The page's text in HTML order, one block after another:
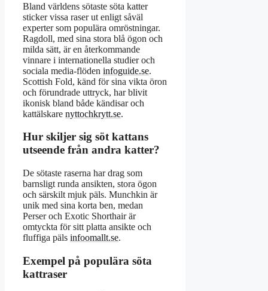
Bland världens sötaste söta katter
sticker vissa raser ut enligt såväl
experter som populära omröstningar.
Ragdoll, med sina stora blå ögon och
milda sätt, är en återkommande
vinnare i internationella studier och
sociala media-flöden infoguide.se.
Scottish Fold, känd för sina vikta öron
och förundrade uttryck, har blivit
ikonisk bland både kändisar och
kattälskare nyttochkrytt.se.
Hur skiljer sig söt kattans
utseende från andra katter?
De sötaste raserna har drag som
barnsligt runda ansikten, stora ögon
och särskilt mjuk päls. Munchkin är
unik med sina korta ben, medan
Perser och Exotic Shorthair är
omtyckta för sitt platta ansikte och
fluffiga päls infoomallt.se.
Exempel på populära söta
kattraser